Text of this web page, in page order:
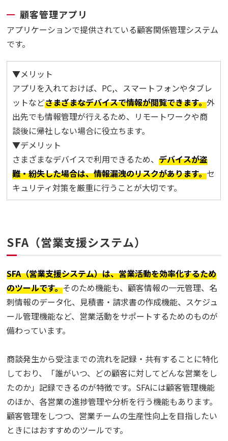
顧客管理アプリ
アプリケーションで提供されている顧客関係管理システム
です。
▼メリット
アプリを入れておけば、PC,、スマートフォンやタブレ
ットなどさまざまなデバイスで情報が閲覧できます。外
出先でも情報管理が行えるため、リモートワークや商
談後に帰社しない場合に役立ちます。
▼デメリット
さまざまなデバイスで利用できるため、デバイスが盗
難・紛失した場合は、情報漏洩のリスクがあります。セ
キュリティ対策を厳重に行うことが大切です。
SFA（営業支援システム）
SFA（営業支援システム）は、営業活動を効率化するため
のツールです。そのため機能も、顧客情報の一元管理、名
刺情報のデータ化、見積書・請求書の作成機能、スケジュ
ール管理機能など、営業活動をサポートするためのものが
備わっています。
商談発生から受注までの流れを記録・共有することに特化
しており、「誰がいつ、どの顧客に対してどんな営業をし
たのか」記録できるのが特徴です。SFAには顧客管理機能
のほか、各営業の進捗管理や分析を行う機能もあります。
顧客管理をしつつ、営業チームの生産性向上を目指したい
ときにはおすすめのツールです。